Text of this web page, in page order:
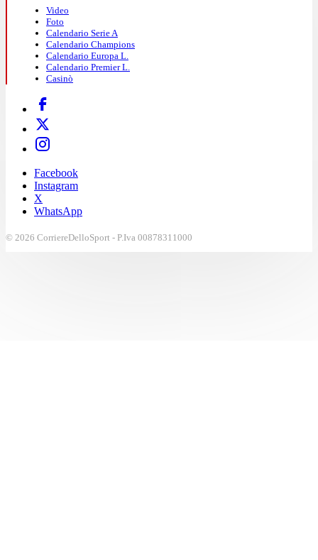
Video
Foto
Calendario Serie A
Calendario Champions
Calendario Europa L.
Calendario Premier L.
Casinò
Facebook
Instagram
X
WhatsApp
© 2026 CorriereDelloSport - P.Iva 00878311000